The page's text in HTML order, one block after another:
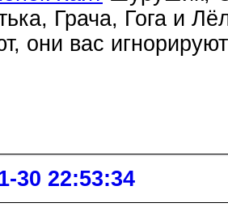
Грача, Гога и
они вас игнорируют
30 22:53:34